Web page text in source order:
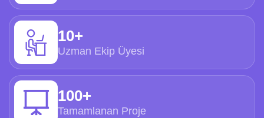
10+
Uzman Ekip Üyesi
100+
Tamamlanan Proje